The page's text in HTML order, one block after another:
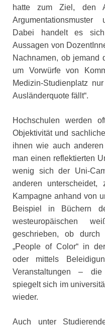
hatte zum Ziel, den
Dabei handelt es
Aussagen von
Nachnamen, ob jemand
um Vorwürfe von
Medizin-Studienplatz
Ausländerquote fällt“.
Hochschulen werden
Objektivität und
ihnen wie auch
man einen reflektierten
wenig sich der Uni-
anderen unterscheidet,
Kampagne anhand von
Beispiel in Büchern
westeuropäischen
geschrieben, ob durch
„People of Color“ in
oder mittels
Veranstaltungen – die
spiegelt sich im
wieder.
Auch unter